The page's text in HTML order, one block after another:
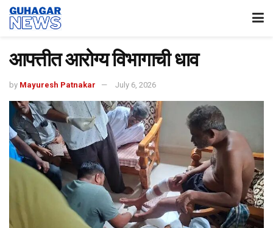
आपत्तीत आरोग्य विभागाची धाव
by Mayuresh Patnakar July 6, 2026